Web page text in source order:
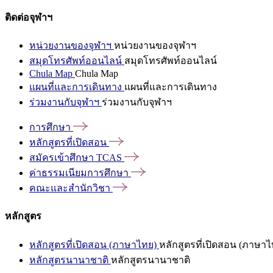
ติดต่อจุฬาฯ
หน่วยงานของจุฬาฯ หน่วยงานของจุฬาฯ
สมุดโทรศัพท์ออนไลน์ สมุดโทรศัพท์ออนไลน์
Chula Map Chula Map
แผนที่และการเดินทาง แผนที่และการเดินทาง
ร่วมงานกับจุฬาฯ ร่วมงานกับจุฬาฯ
การศึกษา
หลักสูตรที่เปิดสอน
สมัครเข้าศึกษา TCAS
ค่าธรรมเนียมการศึกษา
คณะและสำนักวิชา
หลักสูตร
หลักสูตรที่เปิดสอน (ภาษาไทย) หลักสูตรที่เปิดสอน (ภาษาไ
หลักสูตรนานาชาติ หลักสูตรนานาชาติ